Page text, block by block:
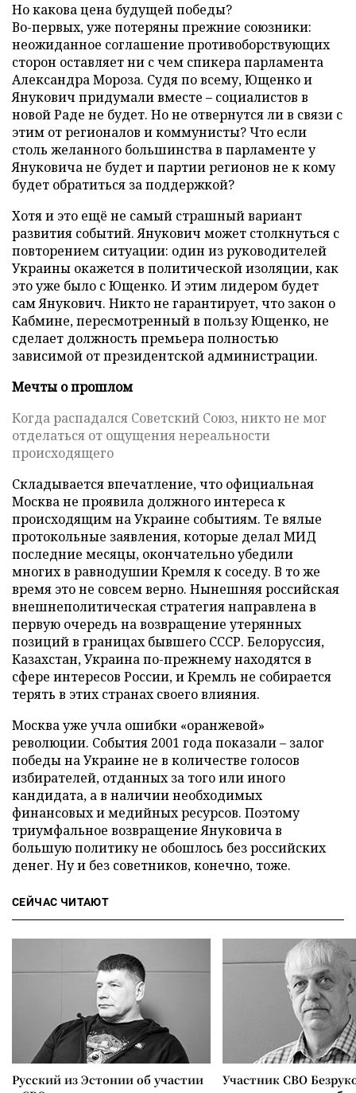
Но какова цена будущей победы?
Во-первых, уже потеряны прежние союзники:
неожиданное соглашение противоборствующих
сторон оставляет ни с чем спикера парламента
Александра Мороза. Судя по всему, Ющенко и
Янукович придумали вместе – социалистов в
новой Раде не будет. Но не отвернутся ли в связи с
этим от регионалов и коммунисты? Что если
столь желанного большинства в парламенте у
Януковича не будет и партии регионов не к кому
будет обратиться за поддержкой?
Хотя и это ещё не самый страшный вариант
развития событий. Янукович может столкнуться с
повторением ситуации: один из руководителей
Украины окажется в политической изоляции, как
это уже было с Ющенко. И этим лидером будет
сам Янукович. Никто не гарантирует, что закон о
Кабмине, пересмотренный в пользу Ющенко, не
сделает должность премьера полностью
зависимой от президентской администрации.
Мечты о прошлом
Когда распадался Советский Союз, никто не мог
отделаться от ощущения нереальности
происходящего
Складывается впечатление, что официальная
Москва не проявила должного интереса к
происходящим на Украине событиям. Те вялые
протокольные заявления, которые делал МИД
последние месяцы, окончательно убедили
многих в равнодушии Кремля к соседу. В то же
время это не совсем верно. Нынешняя российская
внешнеполитическая стратегия направлена в
первую очередь на возвращение утерянных
позиций в границах бывшего СССР. Белоруссия,
Казахстан, Украина по-прежнему находятся в
сфере интересов России, и Кремль не собирается
терять в этих странах своего влияния.
Москва уже учла ошибки «оранжевой»
революции. События 2001 года показали – залог
победы на Украине не в количестве голосов
избирателей, отданных за того или иного
кандидата, а в наличии необходимых
финансовых и медийных ресурсов. Поэтому
триумфальное возвращение Януковича в
большую политику не обошлось без российских
денег. Ну и без советников, конечно, тоже.
СЕЙЧАС ЧИТАЮТ
Русский из Эстонии об участии
Участник СВО